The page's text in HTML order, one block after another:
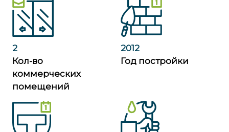
2
Кол-во
коммерческих
помещений
2012
Год постройки